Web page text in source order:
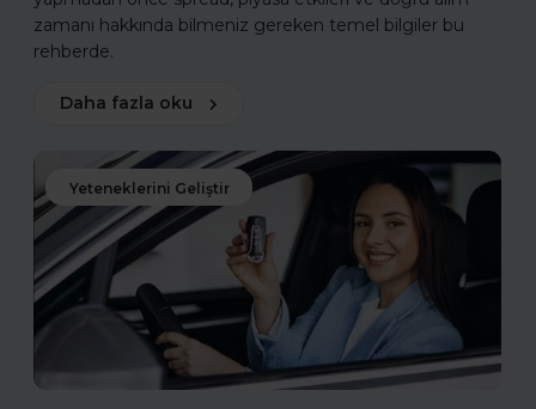
zamanı hakkında bilmeniz gereken temel bilgiler bu
rehberde.
Daha fazla oku
Yeteneklerini Geliştir